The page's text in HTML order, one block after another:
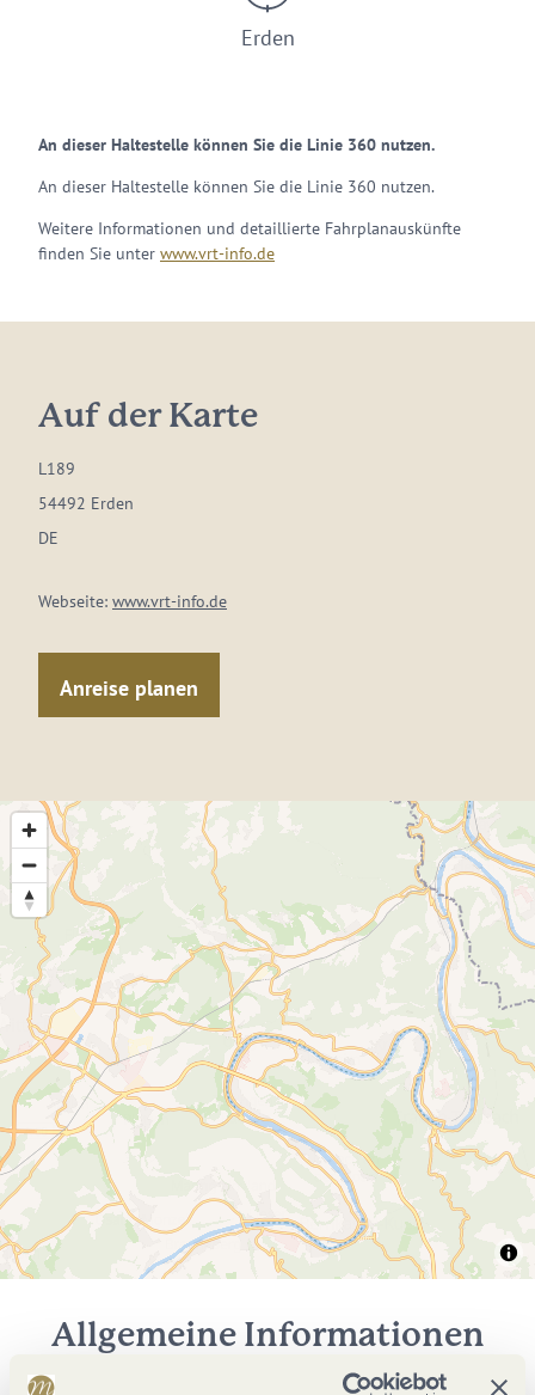
Erden
An dieser Haltestelle können Sie die Linie 360 nutzen.
An dieser Haltestelle können Sie die Linie 360 nutzen.
Weitere Informationen und detaillierte Fahrplanauskünfte
finden Sie unter www.vrt-info.de
Auf der Karte
L189
54492 Erden
DE
Webseite: www.vrt-info.de
Anreise planen
Allgemeine Informationen